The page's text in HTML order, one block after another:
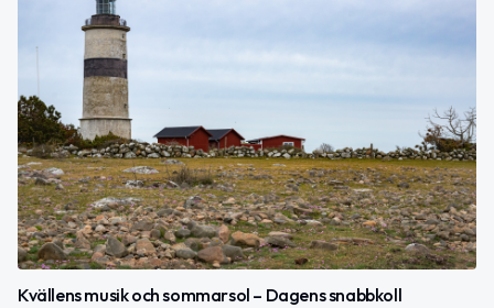
Kvällens musik och sommarsol – Dagens snabbkoll